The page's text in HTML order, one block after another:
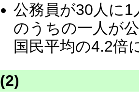
公務員が30人に
のうちの一人が
国民平均の4.2倍
(2)